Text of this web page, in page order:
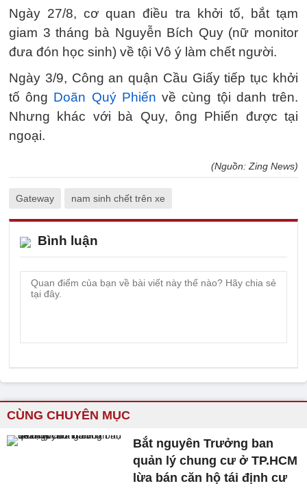
Ngày 27/8, cơ quan điều tra khởi tố, bắt tạm
giam 3 tháng bà Nguyễn Bích Quy (nữ monitor
đưa đón học sinh) về tội Vô ý làm chết người.
Ngày 3/9, Công an quận Cầu Giấy tiếp tục khởi
tố ông Doãn Quý Phiến về cùng tội danh trên.
Nhưng khác với bà Quy, ông Phiến được tại
ngoại.
(Nguồn: Zing News)
Gateway nam sinh chết trên xe
Bình luận
CÙNG CHUYÊN MỤC
Bắt nguyên Trưởng ban
quản lý chung cư ở TP.HCM
lừa bán căn hộ tái định cư